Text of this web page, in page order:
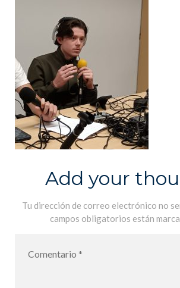
Add your
Tu dirección de correo electrónico no
campos obligatorios están